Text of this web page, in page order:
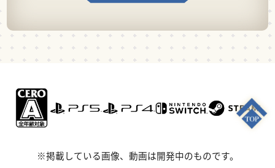
※掲載している画像、動画は開発中のものです。